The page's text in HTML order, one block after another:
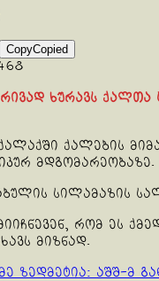
CopyCopied
ხურავს ქალთა
ქალების
მდგომარეობაზე.
სილამაზის
რომ ეს
მიზნად.
ზედმეტია: აშშ-მ